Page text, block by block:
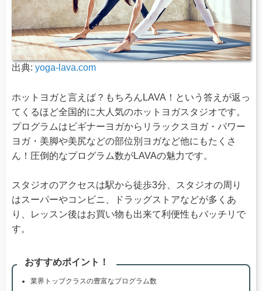
出典: yoga-lava.com
ホットヨガと言えば？もちろんLAVA！という答えが返っ
てくるほど全国的に大人気のホットヨガスタジオです。
プログラムはビギナーヨガからリラックスヨガ・パワー
ヨガ・美脚や美尻などの部位別ヨガなど他にもたくさ
ん！圧倒的なプログラム数がLAVAの魅力です。
スタジオのアクセスは駅から徒歩3分、スタジオの周り
はスーパーやコンビニ、ドラッグストアなどが多くあ
り、レッスン後はお買い物も出来て利便性もバッチリで
す。
おすすめポイント！
業界トップクラスの豊富なプログラム数